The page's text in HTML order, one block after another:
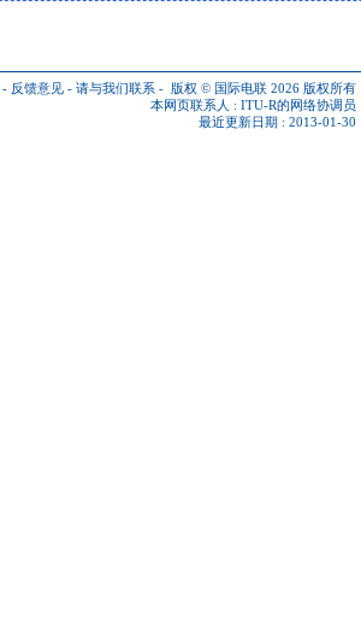
- 反馈意见 - 请与我们联系 - 版权 © 国际电联 2026 版权所有
本网页联系人 : ITU-R的网络协调员
最近更新日期 : 2013-01-30